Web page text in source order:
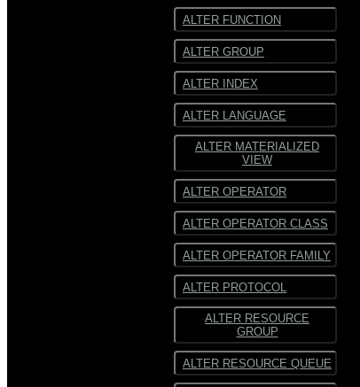
ALTER FUNCTION
ALTER GROUP
ALTER INDEX
ALTER LANGUAGE
ALTER MATERIALIZED
VIEW
ALTER OPERATOR
ALTER OPERATOR CLASS
ALTER OPERATOR FAMILY
ALTER PROTOCOL
ALTER RESOURCE
GROUP
ALTER RESOURCE QUEUE